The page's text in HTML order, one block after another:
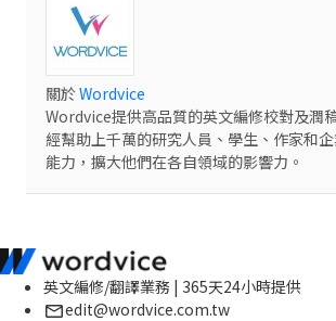
關於Wordvice
Wordvice提供高品質的英文編修校對及潤
經幫助上千萬的研究人員、學生、作家和
能力，擴大他們在各自領域的影響力。
英文編修/翻譯業務 | 365天24小時提供
edit@wordvice.com.tw